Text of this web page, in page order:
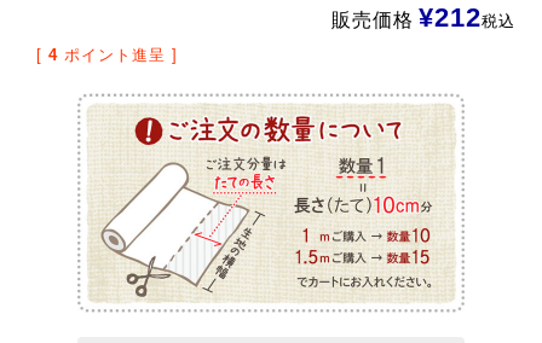
販売価格 ¥212税込
[ 4 ポイント進呈 ]